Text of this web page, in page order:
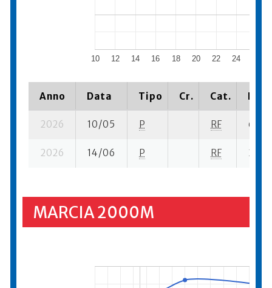
10 12 14 16 18 20 22 24
Anno Data Tipo Cr. Cat.
2026 10/05 P RF 6 su-
2026 14/06 P RF 23
MARCIA 2000M